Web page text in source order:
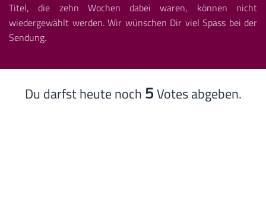
Titel, die zehn Wochen dabei waren, können nicht
wiedergewählt werden. Wir wünschen Dir viel Spass bei der
Sendung.
Du darfst heute noch 5Votes abgeben.